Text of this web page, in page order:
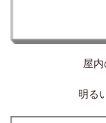
屋
明る